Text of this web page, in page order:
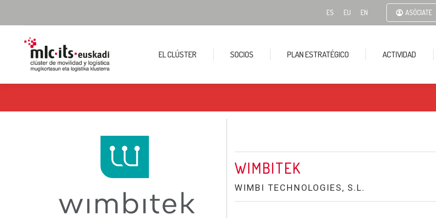
ES EU EN ASÓCIATE
EL CLÚSTER SOCIOS PLAN ESTRATÉGICO ACTIVIDAD
WIMBITEK
WIMBI TECHNOLOGIES, S.L.